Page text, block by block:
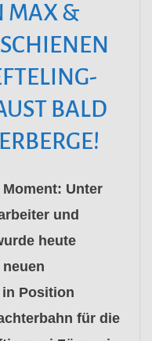
MAX &
BALD
Unter
und
heute
in Position
für die